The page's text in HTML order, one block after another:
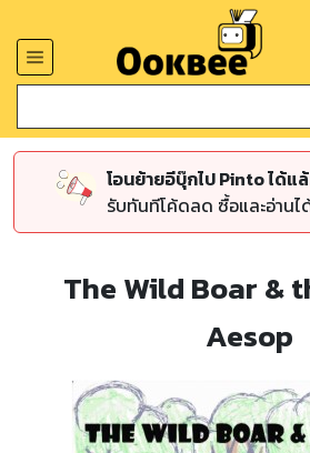
โอนย้ายอีบุ๊กไป Pinto ได้แ
รับทันทีโค้ดลด ซื้อและอ่าน
The Wild Boar &
Aesop